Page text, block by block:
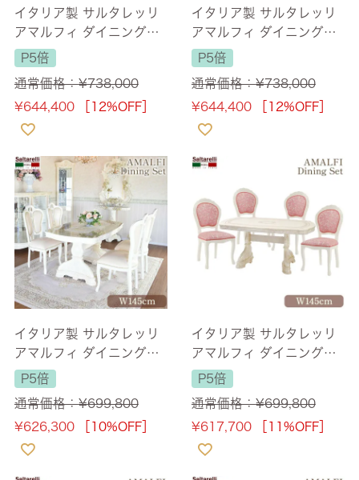
イタリア製 サルタレッリ
アマルフィ ダイニングセ
ット5P 4人掛け アイボリ
ー 幅165cm 【送料無料】
P5倍
通常価格：¥738,000
¥644,400 ［12%OFF］
イタリア製 サルタレッリ
アマルフィ ダイニングセ
ット5P PVCチェア アイボ
リー 幅165cm 【送料無
料】
P5倍
通常価格：¥738,000
¥644,400 ［12%OFF］
イタリア製 サルタレッリ
アマルフィ ダイニングセ
ット5P PVCチェア アイボ
リー 幅145cm 【送料無
料】
P5倍
通常価格：¥699,800
¥626,300 ［10%OFF］
イタリア製 サルタレッリ
アマルフィ ダイニングセ
ット5P 4人掛け アイボリ
ー 幅165cm 【送料無料】
P5倍
通常価格：¥699,800
¥617,700 ［11%OFF］